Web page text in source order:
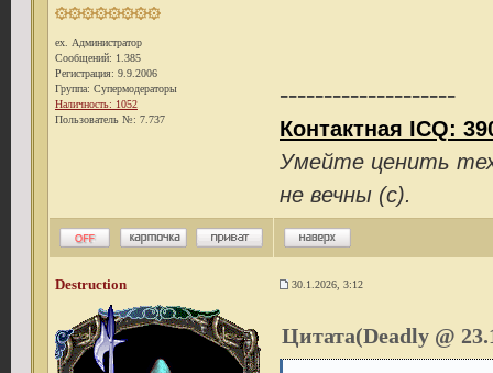
ex. Администратор
Сообщений: 1.385
Регистрация: 9.9.2006
Группа: Супермодераторы
Наличность: 1052
Пользователь №: 7.737
--------------------
Контактная ICQ:
Умейте ценить
не вечны (с).
Destruction 30.1.2026, 3:12
Цитата(Deadly @